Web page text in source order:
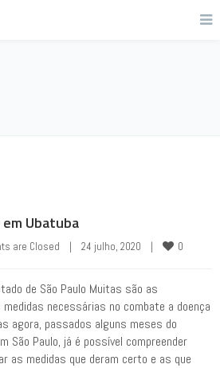
Ubatuba
are Closed | 24 julho, 2020 | 0
de São Paulo Muitas são as
necessárias no combate a doença
agora, passados alguns meses do
São Paulo, já é possível compreender
as medidas que deram certo e as que